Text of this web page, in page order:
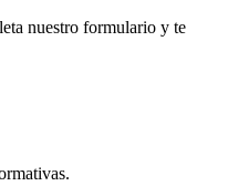
nuestro formulario y te